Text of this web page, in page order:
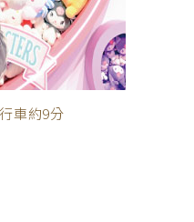
行車約9分